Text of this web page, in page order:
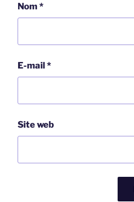
Nom*
E-mail*
Site web